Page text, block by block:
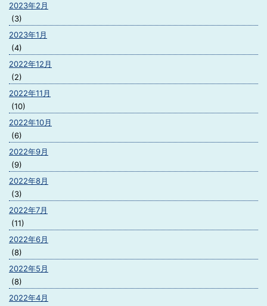
2023年2月
(3)
2023年1月
(4)
2022年12月
(2)
2022年11月
(10)
2022年10月
(6)
2022年9月
(9)
2022年8月
(3)
2022年7月
(11)
2022年6月
(8)
2022年5月
(8)
2022年4月